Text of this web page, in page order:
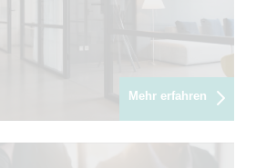
Mehr erfahren